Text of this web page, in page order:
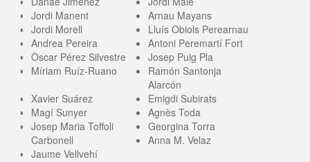
Jordi Manent
Arnau Mayans
Jordi Morell
Lluís Obiols Perearnau
Andrea Pereira
Antoni Peremartí Fort
Òscar Pérez Silvestre
Josep Puig Pla
Míriam Ruíz-Ruano
Ramón Santonja
Alarcón
Xavier Suárez
Emigdi Subirats
Magí Sunyer
Agnès Toda
Josep Maria Toffoli
Carbonell
Georgina Torra
Anna M. Velaz
Jaume Vellvehí